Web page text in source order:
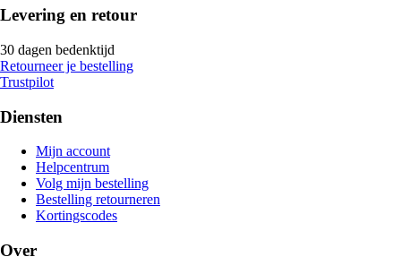
Levering en retour
30 dagen bedenktijd
Retourneer je bestelling
Trustpilot
Diensten
Mijn account
Helpcentrum
Volg mijn bestelling
Bestelling retourneren
Kortingscodes
Over